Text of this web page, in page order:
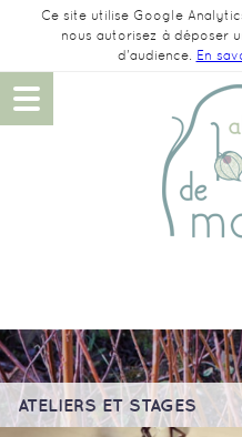
Ce site utilise Google
nous autorisez à déposer
d'audience. En
ATELIERS ET STAGES